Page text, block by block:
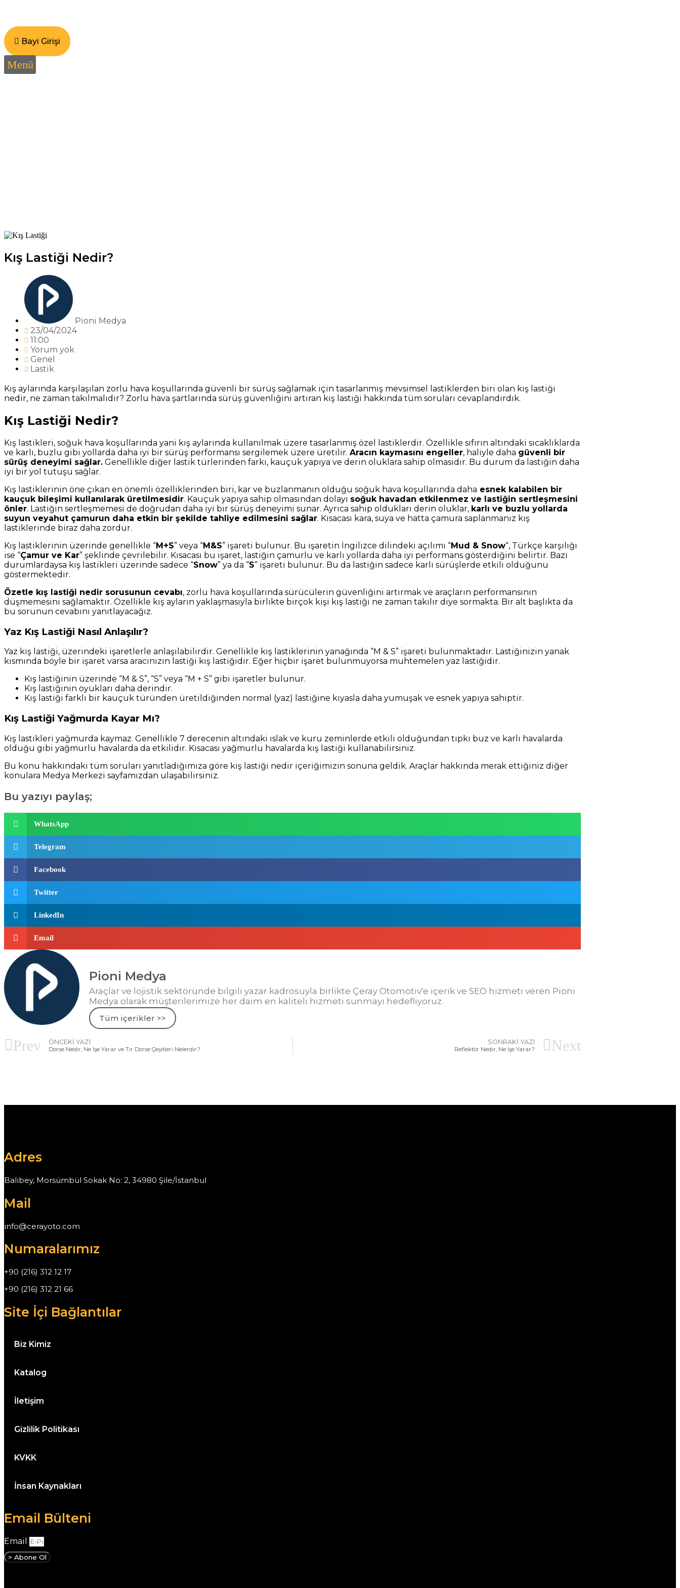
Bayi Girişi
Menü
Kış Lastiği Nedir?
Pioni Medya
23/04/2024
11:00
Yorum yok
Genel
Lastik
Kış aylarında karşılaşılan zorlu hava koşullarında güvenli bir sürüş sağlamak için tasarlanmış mevsimsel lastiklerden biri olan kış lastiği
nedir, ne zaman takılmalıdır? Zorlu hava şartlarında sürüş güvenliğini artıran kış lastiği hakkında tüm soruları cevaplandırdık.
Kış Lastiği Nedir?
Kış lastikleri, soğuk hava koşullarında yani kış aylarında kullanılmak üzere tasarlanmış özel lastiklerdir. Özellikle sıfırın altındaki sıcaklıklarda
ve karlı, buzlu gibi yollarda daha iyi bir sürüş performansı sergilemek üzere üretilir. Aracın kaymasını engeller, haliyle daha güvenli bir
sürüş deneyimi sağlar. Genellikle diğer lastik türlerinden farkı, kauçuk yapıya ve derin oluklara sahip olmasıdır. Bu durum da lastiğin daha
iyi bir yol tutuşu sağlar.
Kış lastiklerinin öne çıkan en önemli özelliklerinden biri, kar ve buzlanmanın olduğu soğuk hava koşullarında daha esnek kalabilen bir
kauçuk bileşimi kullanılarak üretilmesidir. Kauçuk yapıya sahip olmasından dolayı soğuk havadan etkilenmez ve lastiğin sertleşmesini
önler. Lastiğin sertleşmemesi de doğrudan daha iyi bir sürüş deneyimi sunar. Ayrıca sahip oldukları derin oluklar, karlı ve buzlu yollarda
suyun veyahut çamurun daha etkin bir şekilde tahliye edilmesini sağlar. Kısacası kara, suya ve hatta çamura saplanmanız kış
lastiklerinde biraz daha zordur.
Kış lastiklerinin üzerinde genellikle “M+S” veya “M&S” işareti bulunur. Bu işaretin İngilizce dilindeki açılımı “Mud & Snow“, Türkçe karşılığı
ise “Çamur ve Kar” şeklinde çevrilebilir. Kısacası bu işaret, lastiğin çamurlu ve karlı yollarda daha iyi performans gösterdiğini belirtir. Bazı
durumlardaysa kış lastikleri üzerinde sadece “Snow” ya da “S” işareti bulunur. Bu da lastiğin sadece karlı sürüşlerde etkili olduğunu
göstermektedir.
Özetle kış lastiği nedir sorusunun cevabı, zorlu hava koşullarında sürücülerin güvenliğini artırmak ve araçların performansının
düşmemesini sağlamaktır. Özellikle kış ayların yaklaşmasıyla birlikte birçok kişi kış lastiği ne zaman takılır diye sormakta. Bir alt başlıkta da
bu sorunun cevabını yanıtlayacağız.
Yaz Kış Lastiği Nasıl Anlaşılır?
Yaz kış lastiği, üzerindeki işaretlerle anlaşılabilirdir. Genellikle kış lastiklerinin yanağında “M & S” işareti bulunmaktadır. Lastiğinizin yanak
kısmında böyle bir işaret varsa aracınızın lastiği kış lastiğidir. Eğer hiçbir işaret bulunmuyorsa muhtemelen yaz lastiğidir.
Kış lastiğinin üzerinde “M & S”, “S” veya “M + S” gibi işaretler bulunur.
Kış lastiğinin oyukları daha derindir.
Kış lastiği farklı bir kauçuk türünden üretildiğinden normal (yaz) lastiğine kıyasla daha yumuşak ve esnek yapıya sahiptir.
Kış Lastiği Yağmurda Kayar Mı?
Kış lastikleri yağmurda kaymaz. Genellikle 7 derecenin altındaki ıslak ve kuru zeminlerde etkili olduğundan tıpkı buz ve karlı havalarda
olduğu gibi yağmurlu havalarda da etkilidir. Kısacası yağmurlu havalarda kış lastiği kullanabilirsiniz.
Bu konu hakkındaki tüm soruları yanıtladığımıza göre kış lastiği nedir içeriğimizin sonuna geldik. Araçlar hakkında merak ettiğiniz diğer
konulara Medya Merkezi sayfamızdan ulaşabilirsiniz.
Bu yazıyı paylaş;
WhatsApp
Telegram
Facebook
Twitter
LinkedIn
Email
Pioni Medya
Araçlar ve lojistik sektöründe bilgili yazar kadrosuyla birlikte Çeray Otomotiv'e içerik ve SEO hizmeti veren Pioni
Medya olarak müşterilerimize her daim en kaliteli hizmeti sunmayı hedefliyoruz.
Tüm içerikler >>
Prev ÖNCEKI YAZI
Dorse Nedir, Ne İşe Yarar ve Tır Dorse Çeşitleri Nelerdir?
SONRAKI YAZI
Reflektör Nedir, Ne İşe Yarar? Next
Adres
Balibey, Morsümbül Sokak No: 2, 34980 Şile/İstanbul
Mail
info@cerayoto.com
Numaralarımız
+90 (216) 312 12 17
+90 (216) 312 21 66
Site İçi Bağlantılar
Biz Kimiz
Katalog
İletişim
Gizlilik Politikası
KVKK
İnsan Kaynakları
Email Bülteni
Email
> Abone Ol